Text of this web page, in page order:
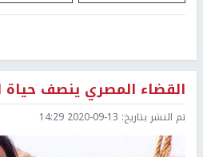
القضاء المصري ينصف حياة
تم النشر بتاريخ: 2020-09-13 14:29